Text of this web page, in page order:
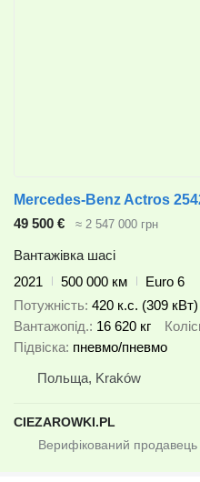
Mercedes-Benz Actros
49 500 €
≈ 2 547 000 грн
Вантажівка шасі
2021
500 000 км
Euro 6
Потужність 420 к.с. (309 кВт)
Вантажопід. 16 620 кг
Підвіска пневмо/пневмо
Польща, Kraków
CIEZAROWKI.PL